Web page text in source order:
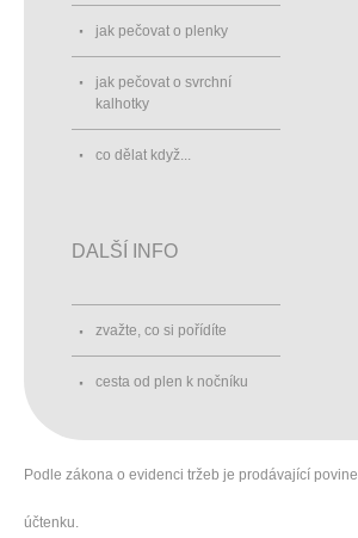
jak pečovat o plenky
jak pečovat o svrchní
kalhotky
co dělat když...
DALŠÍ INFO
zvažte, co si pořídíte
cesta od plen k nočníku
Podle zákona o evidenci tržeb je prodávající
účtenku.